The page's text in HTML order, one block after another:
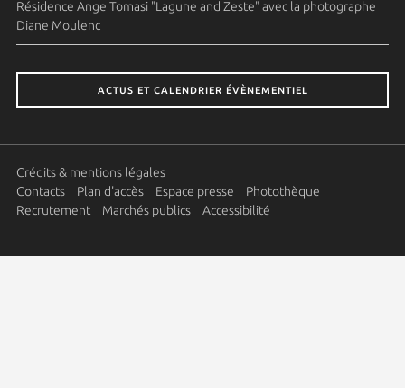
Résidence Ange Tomasi "Lagune and Zeste" avec la photographe
Diane Moulenc
ACTUS ET CALENDRIER ÉVÈNEMENTIEL
Crédits & mentions légales
Contacts
Plan d'accès Espace presse
Photothèque
Recrutement
Marchés publics Accessibilité